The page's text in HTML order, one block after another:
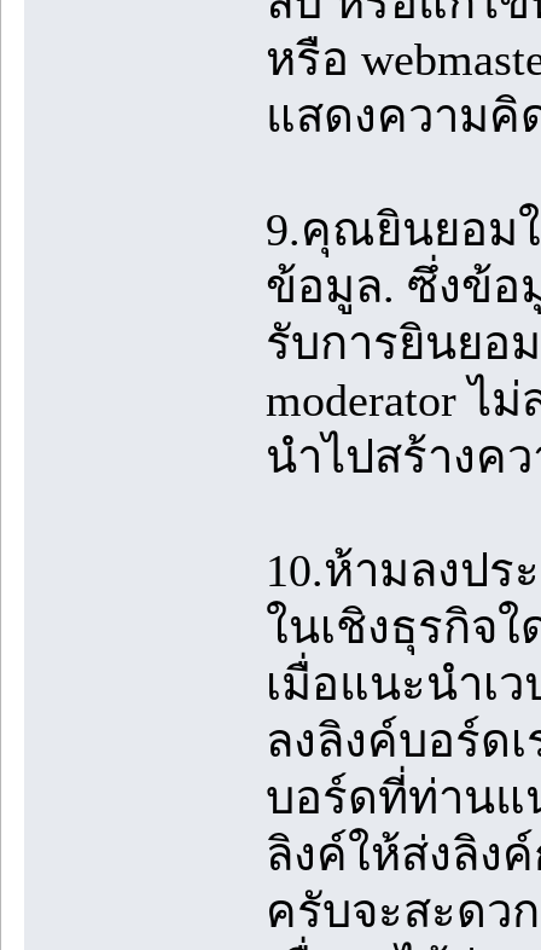
หรือ
แสดงความคิ
9.คุณยินยอม
ข้อมูล. ซึ่งข้อ
รับการยินยอม
moderator ไ
นำไปสร้างค
10.ห้ามลงป
ในเชิงธุรกิจ
เมื่อแนะนำเ
ลงลิงค์บอร์ด
บอร์ดที่ท่านแ
ลิงค์ให้ส่งลิงค์
ครับจะสะดว